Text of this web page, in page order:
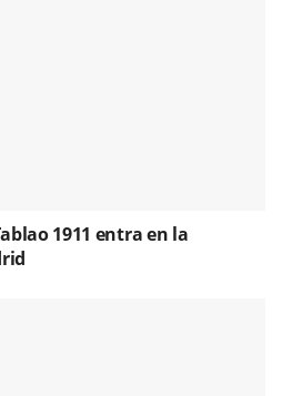
1911 entra en la